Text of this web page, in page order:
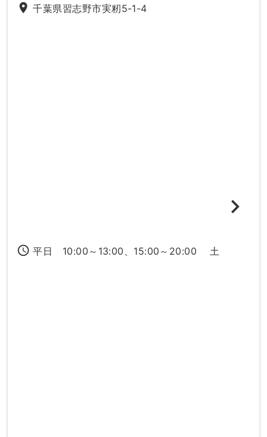
place 千葉県習志野市実籾5-1-4
access_time 平日 10:00～13:00、15:00～20:00 土